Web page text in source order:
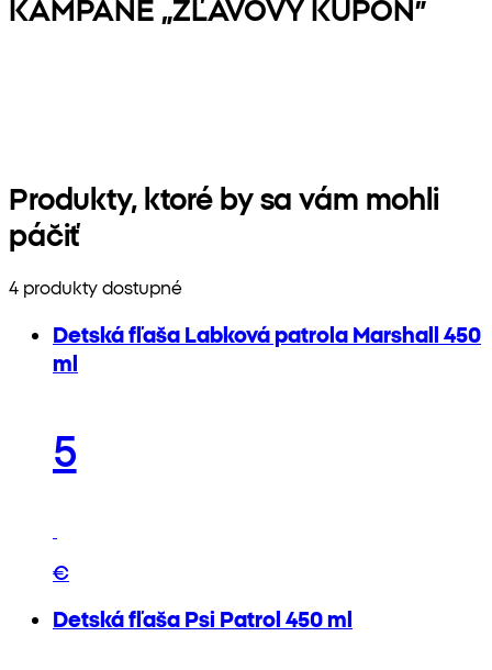
Produkty, ktoré by sa vám mohli
páčiť
4 produkty dostupné
Detská fľaša Labková patrola Marshall 450
ml
5
€
Detská fľaša Psi Patrol 450 ml